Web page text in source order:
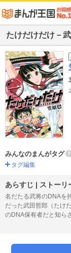
たけだけだけ－
みんなのまんがタグ
タグ編集
あらすじ | ストーリ
名だたる武将のDNAを
だった武田哲郎（たけ
のDNA保有者だと知ら
園内で北条氏康（ほう
臣・真田昌幸（さなだ
だった……。戦国学園